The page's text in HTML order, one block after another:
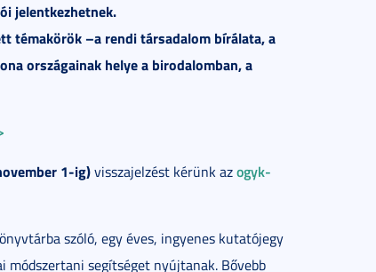
jelentkezhetnek.
témakörök –a rendi társadalom bírálata, a
országainak helye a birodalomban, a
1-ig)visszajelzést kérünk azogyk-
szóló, egy éves, ingyenes kutatójegy
segítséget nyújtanak. Bővebb